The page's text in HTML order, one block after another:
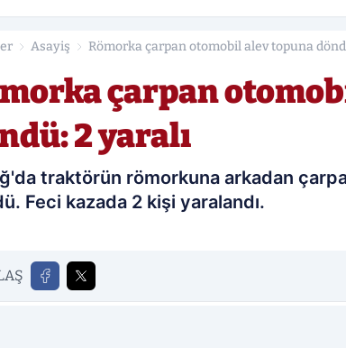
Asayiş Römorka çarpan otomobil alev topuna
çarpan
2 yaralı
traktörün römorkuna arkadan
Feci kazada 2 kişi yaralandı.